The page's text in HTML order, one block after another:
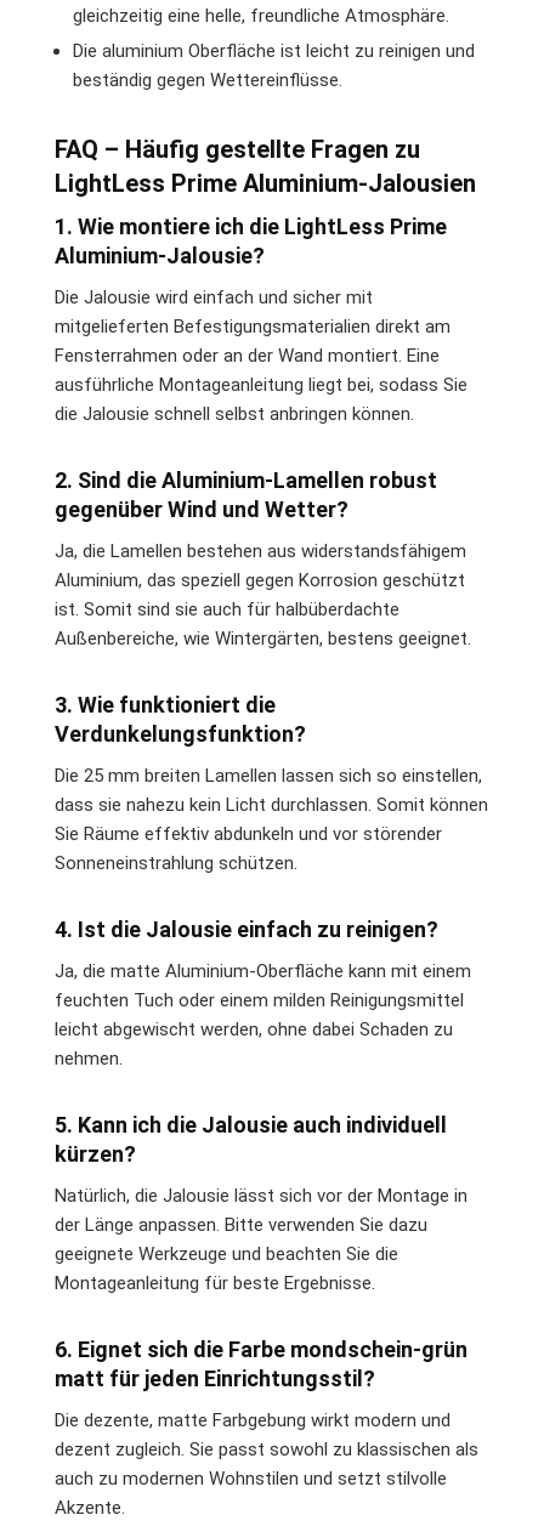
gleichzeitig eine helle, freundliche Atmosphäre.
Die aluminium Oberfläche ist leicht zu reinigen und
beständig gegen Wettereinflüsse.
FAQ – Häufig gestellte Fragen zu
LightLess Prime Aluminium-Jalousien
1. Wie montiere ich die LightLess Prime
Aluminium-Jalousie?
Die Jalousie wird einfach und sicher mit
mitgelieferten Befestigungsmaterialien direkt am
Fensterrahmen oder an der Wand montiert. Eine
ausführliche Montageanleitung liegt bei, sodass Sie
die Jalousie schnell selbst anbringen können.
2. Sind die Aluminium-Lamellen robust
gegenüber Wind und Wetter?
Ja, die Lamellen bestehen aus widerstandsfähigem
Aluminium, das speziell gegen Korrosion geschützt
ist. Somit sind sie auch für halbüberdachte
Außenbereiche, wie Wintergärten, bestens geeignet.
3. Wie funktioniert die
Verdunkelungsfunktion?
Die 25 mm breiten Lamellen lassen sich so einstellen,
dass sie nahezu kein Licht durchlassen. Somit können
Sie Räume effektiv abdunkeln und vor störender
Sonneneinstrahlung schützen.
4. Ist die Jalousie einfach zu reinigen?
Ja, die matte Aluminium-Oberfläche kann mit einem
feuchten Tuch oder einem milden Reinigungsmittel
leicht abgewischt werden, ohne dabei Schaden zu
nehmen.
5. Kann ich die Jalousie auch individuell
kürzen?
Natürlich, die Jalousie lässt sich vor der Montage in
der Länge anpassen. Bitte verwenden Sie dazu
geeignete Werkzeuge und beachten Sie die
Montageanleitung für beste Ergebnisse.
6. Eignet sich die Farbe mondschein-grün
matt für jeden Einrichtungsstil?
Die dezente, matte Farbgebung wirkt modern und
dezent zugleich. Sie passt sowohl zu klassischen als
auch zu modernen Wohnstilen und setzt stilvolle
Akzente.